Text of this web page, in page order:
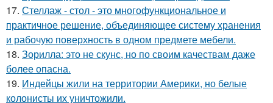
17. Стеллаж - стол - это многофункциональное и
практичное решение, объединяющее систему хранения
и рабочую поверхность в одном предмете мебели.
18. Зорилла: это не скунс, но по своим качествам даже
более опасна.
19. Индейцы жили на территории Америки, но белые
колонисты их уничтожили.